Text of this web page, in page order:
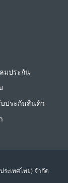
มประกัน
ประกันสินค้า
ระเทศไทย) จำกัด